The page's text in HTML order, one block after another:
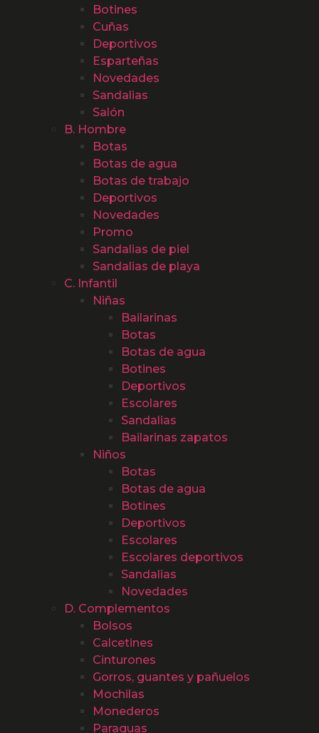
Botines
Cuñas
Deportivos
Esparteñas
Novedades
Sandalias
Salón
B. Hombre
Botas
Botas de agua
Botas de trabajo
Deportivos
Novedades
Promo
Sandalias de piel
Sandalias de playa
C. Infantil
Niñas
Bailarinas
Botas
Botas de agua
Botines
Deportivos
Escolares
Sandalias
Bailarinas zapatos
Niños
Botas
Botas de agua
Botines
Deportivos
Escolares
Escolares deportivos
Sandalias
Novedades
D. Complementos
Bolsos
Calcetines
Cinturones
Gorros, guantes y pañuelos
Mochilas
Monederos
Paraguas